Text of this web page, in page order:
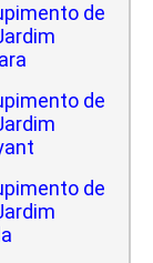
de
de
de